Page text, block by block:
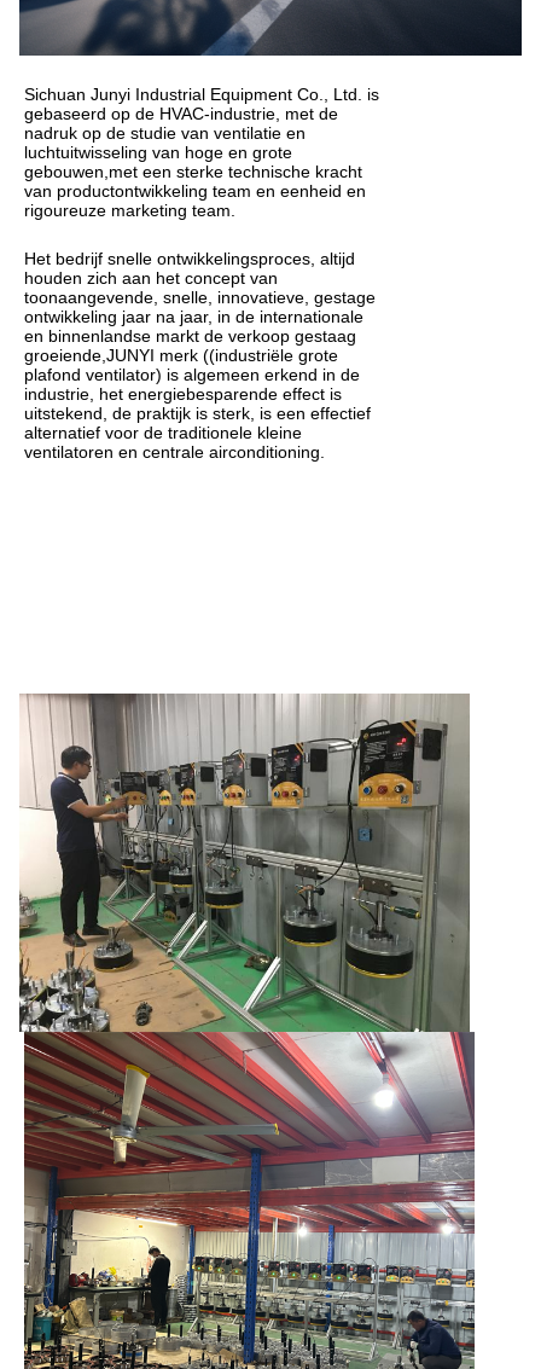
Sichuan Junyi Industrial Equipment Co., Ltd. is
gebaseerd op de HVAC-industrie, met de
nadruk op de studie van ventilatie en
luchtuitwisseling van hoge en grote
gebouwen,met een sterke technische kracht
van productontwikkeling team en eenheid en
rigoureuze marketing team.
Het bedrijf snelle ontwikkelingsproces, altijd
houden zich aan het concept van
toonaangevende, snelle, innovatieve, gestage
ontwikkeling jaar na jaar, in de internationale
en binnenlandse markt de verkoop gestaag
groeiende,JUNYI merk ((industriële grote
plafond ventilator) is algemeen erkend in de
industrie, het energiebesparende effect is
uitstekend, de praktijk is sterk, is een effectief
alternatief voor de traditionele kleine
ventilatoren en centrale airconditioning.